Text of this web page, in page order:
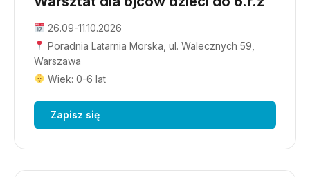
26.09-11.10.2026
Poradnia Latarnia Morska, ul. Walecznych 59,
Warszawa
Wiek: 0-6 lat
Zapisz się